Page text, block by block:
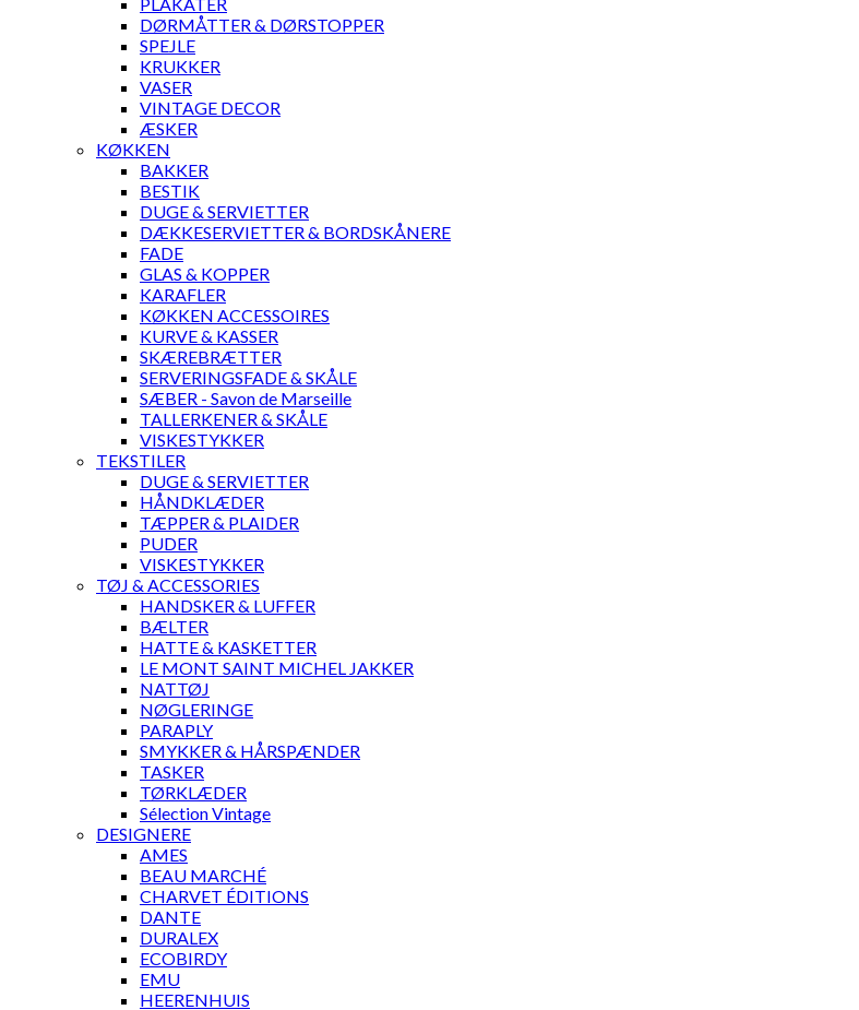
DØRMÅTTER & DØRSTOPPER
SPEJLE
KRUKKER
VASER
VINTAGE DECOR
ÆSKER
KØKKEN
BAKKER
BESTIK
DUGE & SERVIETTER
DÆKKESERVIETTER & BORDSKÅNERE
FADE
GLAS & KOPPER
KARAFLER
KØKKEN ACCESSOIRES
KURVE & KASSER
SKÆREBRÆTTER
SERVERINGSFADE & SKÅLE
SÆBER - Savon de Marseille
TALLERKENER & SKÅLE
VISKESTYKKER
TEKSTILER
DUGE & SERVIETTER
HÅNDKLÆDER
TÆPPER & PLAIDER
PUDER
VISKESTYKKER
TØJ & ACCESSORIES
HANDSKER & LUFFER
BÆLTER
HATTE & KASKETTER
LE MONT SAINT MICHEL JAKKER
NATTØJ
NØGLERINGE
PARAPLY
SMYKKER & HÅRSPÆNDER
TASKER
TØRKLÆDER
Sélection Vintage
DESIGNERE
AMES
BEAU MARCHÉ
CHARVET ÉDITIONS
DANTE
DURALEX
ECOBIRDY
EMU
HEERENHUIS